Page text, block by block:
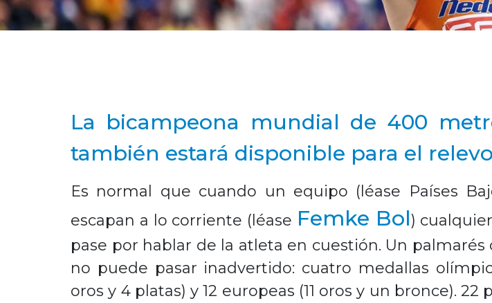
La bicampeona mundial de 400
también estará disponible para el
Es normal que cuando un equipo (léase Países
escapan a lo corriente (léase Femke Bol)
pase por hablar de la atleta en cuestión. Un
no puede pasar inadvertido: cuatro medallas
oros y 4 platas) y 12 europeas (11 oros y un bronce).